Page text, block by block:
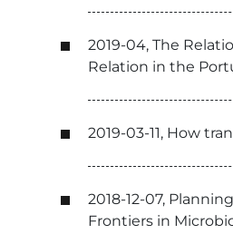
2019-04, The
Relation in the
2019-03-11, How
2018-12-07,
Frontiers in